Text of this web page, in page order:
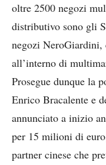
oltre 2500 negozi
distributivo sono gli
negozi NeroGiardini,
all’interno di
Prosegue dunque la
Enrico Bracalente e
annunciato a inizio
per 15 milioni di
partner cinese che